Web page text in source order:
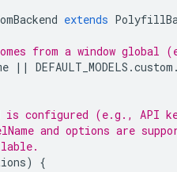
extends
from a window global
|| DEFAULT_MODELS .custom
is configured (e.g., API
and options are
)
{